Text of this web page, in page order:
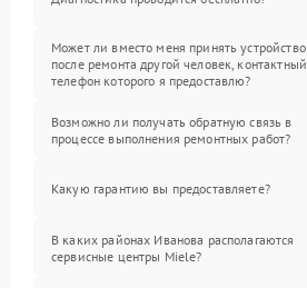
Может ли вместо меня принять устройство
после ремонта другой человек, контактный
телефон которого я предоставлю?
Возможно ли получать обратную связь в
процессе выполнения ремонтных работ?
Какую гарантию вы предоставляете?
В каких районах Иванова располагаются
сервисные центры Miele?